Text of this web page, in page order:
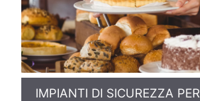
IMPIANTI DI SICUREZZA PER